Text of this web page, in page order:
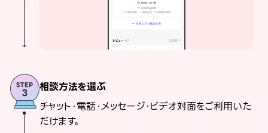
相談方法を選ぶ
チャット・電話・メッセージ・ビデオ対面をご利用いた
だけます。